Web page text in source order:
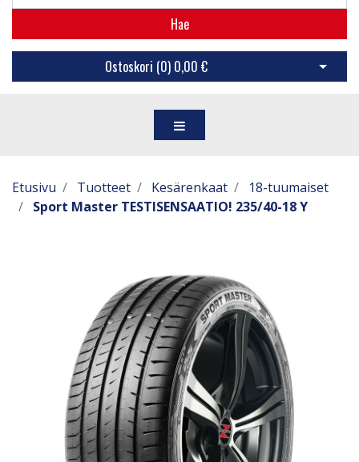
Hae
Ostoskori (0) 0,00 € Avaa
Etusivu Tuotteet Kesärenkaat
18-tuumaiset
Sport Master TESTISENSAATIO! 235/40-18 Y